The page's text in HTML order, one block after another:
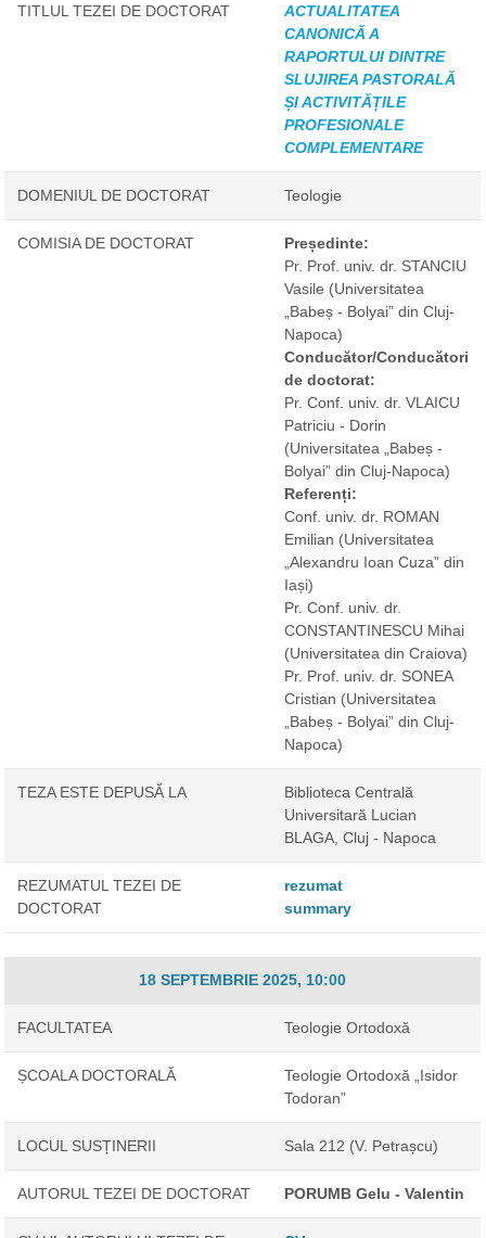
TITLUL TEZEI DE DOCTORAT
ACTUALITATEA
CANONICĂ A
RAPORTULUI DINTRE
SLUJIREA PASTORALĂ
ȘI ACTIVITĂȚILE
PROFESIONALE
COMPLEMENTARE
DOMENIUL DE DOCTORAT Teologie
COMISIA DE DOCTORAT
Președinte:
Pr. Prof. univ. dr. STANCIU
Vasile (Universitatea
„Babeș - Bolyai” din Cluj-
Napoca)
Conducător/Conducători
de doctorat:
Pr. Conf. univ. dr. VLAICU
Patriciu - Dorin
(Universitatea „Babeș -
Bolyai” din Cluj-Napoca)
Referenți:
Conf. univ. dr. ROMAN
Emilian (Universitatea
„Alexandru Ioan Cuza” din
Iași)
Pr. Conf. univ. dr.
CONSTANTINESCU Mihai
(Universitatea din Craiova)
Pr. Prof. univ. dr. SONEA
Cristian (Universitatea
„Babeș - Bolyai” din Cluj-
Napoca)
TEZA ESTE DEPUSĂ LA
Biblioteca Centrală
Universitară Lucian
BLAGA, Cluj - Napoca
REZUMATUL TEZEI DE
DOCTORAT
rezumat
summary
18 SEPTEMBRIE 2025, 10:00
FACULTATEA Teologie Ortodoxă
ȘCOALA DOCTORALĂ
Teologie Ortodoxă „Isidor
Todoran”
LOCUL SUSȚINERII Sala 212 (V. Petrașcu)
AUTORUL TEZEI DE DOCTORAT PORUMB Gelu - Valentin